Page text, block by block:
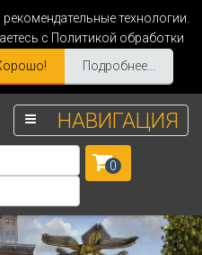
технологии.
с Политикой обработки
Подробнее...
НАВИГАЦИЯ
0